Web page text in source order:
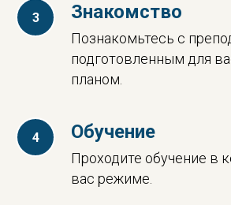
Знакомство
Познакомьтесь с
подготовленным для
планом.
Обучение
Проходите обучение в
вас режиме.